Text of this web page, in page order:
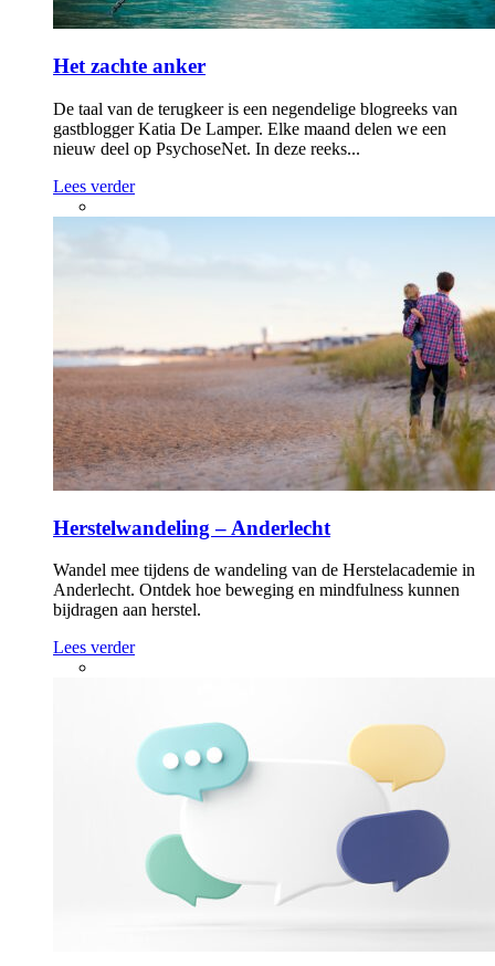
Het zachte anker
De taal van de terugkeer is een negendelige blogreeks van
gastblogger Katia De Lamper. Elke maand delen we een
nieuw deel op PsychoseNet. In deze reeks...
Lees verder
Herstelwandeling – Anderlecht
Wandel mee tijdens de wandeling van de Herstelacademie in
Anderlecht. Ontdek hoe beweging en mindfulness kunnen
bijdragen aan herstel.
Lees verder